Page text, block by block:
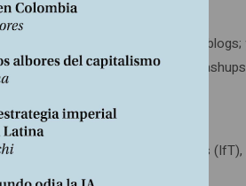
de datos;
de directorios, los wikis y los
las aplicaciones web híbridas
la internet de las cosas